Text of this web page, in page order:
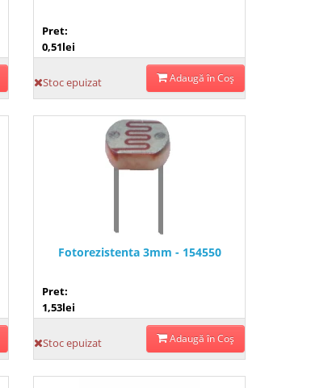
Pret:
0,51lei
Stoc epuizat Adaugă în Coş
Fotorezistenta 3mm - 154550
Pret:
1,53lei
Stoc epuizat Adaugă în Coş